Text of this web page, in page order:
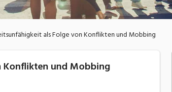
Bewerbung / Rekrutierung
als Folge von Konflikten und Mobbing
und Mobbing